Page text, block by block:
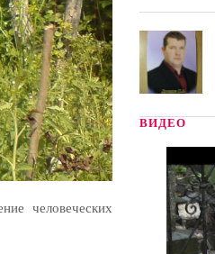
человеческих
ВИДЕО